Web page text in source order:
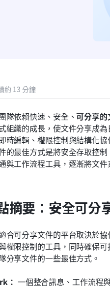
約 13 分鐘
隊依賴快速、安全、可分享的
組織的成長，使文件分享成
時編輯、權限控制與結構化
的最佳方式是將安全存取控
與工作流程工具，逐漸將文
摘要：安全可分
合可分享文件的平台取決於
權限控制的工具，同時確保
分享文件的一些最佳方式。
： 一個整合訊息、工作流程